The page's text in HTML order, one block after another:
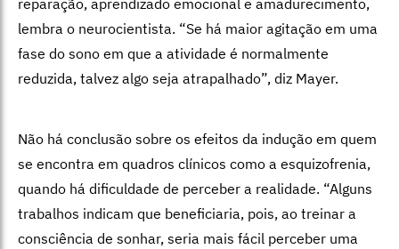
reparação, aprendizado emocional e amadurecimento,
lembra o neurocientista. “Se há maior agitação em uma
fase do sono em que a atividade é normalmente
reduzida, talvez algo seja atrapalhado”, diz Mayer.
Não há conclusão sobre os efeitos da indução em quem
se encontra em quadros clínicos como a esquizofrenia,
quando há dificuldade de perceber a realidade. “Alguns
trabalhos indicam que beneficiaria, pois, ao treinar a
consciência de sonhar, seria mais fácil perceber uma